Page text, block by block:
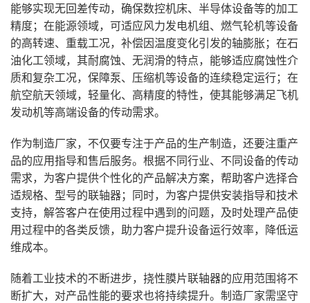
能够实现无回差传动，确保数控机床、半导体设备等的加工
精度；在能源领域，可适应风力发电机组、燃气轮机等设备
的高转速、重载工况，补偿因温度变化引发的轴膨胀；在石
油化工领域，其耐腐蚀、无润滑的特点，能够适应腐蚀性介
质和复杂工况，保障泵、压缩机等设备的连续稳定运行；在
航空航天领域，轻量化、高精度的特性，使其能够满足飞机
发动机等高端设备的传动需求。
作为制造厂家，不仅要专注于产品的生产制造，还要注重产
品的应用指导和售后服务。根据不同行业、不同设备的传动
需求，为客户提供个性化的产品解决方案，帮助客户选择合
适规格、型号的联轴器；同时，为客户提供安装指导和技术
支持，解答客户在使用过程中遇到的问题，及时处理产品使
用过程中的各类反馈，助力客户提升设备运行效率，降低运
维成本。
随着工业技术的不断进步，挠性膜片联轴器的应用范围将不
断扩大，对产品性能的要求也将持续提升。制造厂家需坚守